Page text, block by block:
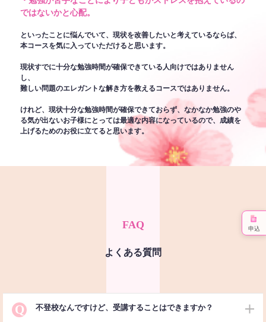
ではないかと心配。
といったことに悩んでいて、現状を改善したいと考えているならば、
本コースを気に入っていただけると思います。
現状すでに十分な勉強時間が確保できている人向けではありません
し、
難しい問題のエレガントな解き方を教えるコースではありません。
けれど、現状十分な勉強時間が確保できておらず、なかなか勉強のや
る気が出ないお子様にとっては最適な内容になっているので、成績を
上げるためのお役に立てると思います。
FAQ
よくある質問
Q 不登校なんですけど、受講することはできますか？
申込